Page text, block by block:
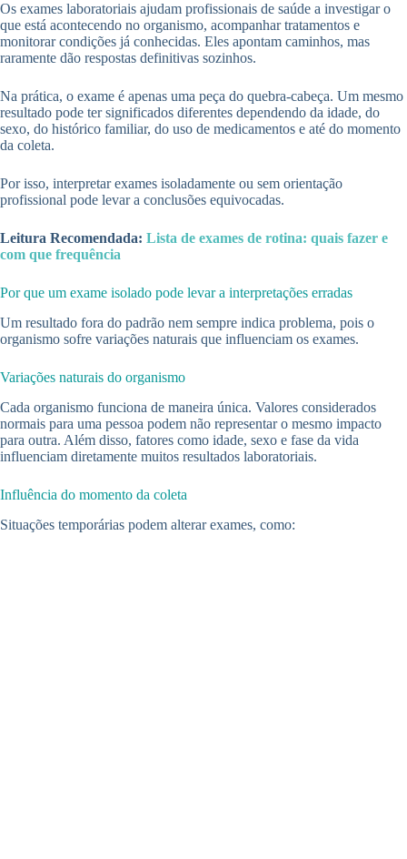
Os exames laboratoriais ajudam profissionais de saúde a investigar o
que está acontecendo no organismo, acompanhar tratamentos e
monitorar condições já conhecidas. Eles apontam caminhos, mas
raramente dão respostas definitivas sozinhos.
Na prática, o exame é apenas uma peça do quebra-cabeça. Um mesmo
resultado pode ter significados diferentes dependendo da idade, do
sexo, do histórico familiar, do uso de medicamentos e até do momento
da coleta.
Por isso, interpretar exames isoladamente ou sem orientação
profissional pode levar a conclusões equivocadas.
Leitura Recomendada: Lista de exames de rotina: quais fazer e
com que frequência
Por que um exame isolado pode levar a interpretações erradas
Um resultado fora do padrão nem sempre indica problema, pois o
organismo sofre variações naturais que influenciam os exames.
Variações naturais do organismo
Cada organismo funciona de maneira única. Valores considerados
normais para uma pessoa podem não representar o mesmo impacto
para outra. Além disso, fatores como idade, sexo e fase da vida
influenciam diretamente muitos resultados laboratoriais.
Influência do momento da coleta
Situações temporárias podem alterar exames, como: